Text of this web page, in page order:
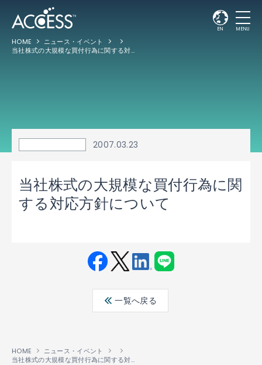
EN MENU
HOME
ニュース・イベント
当社株式の大規模な買付行為に関する対応方針について
2007.03.23
当社株式の大規模な買付行為に関
する対応方針について
ebo ter
edin
一覧へ戻る
HOME
ニュース・イベント
当社株式の大規模な買付行為に関する対応方針について